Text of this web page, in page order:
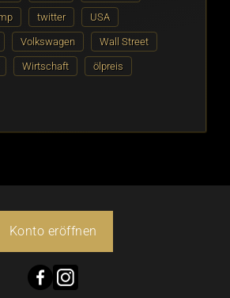
twitter USA
Volkswagen Wall Street
Wirtschaft ölpreis
Konto eröffnen